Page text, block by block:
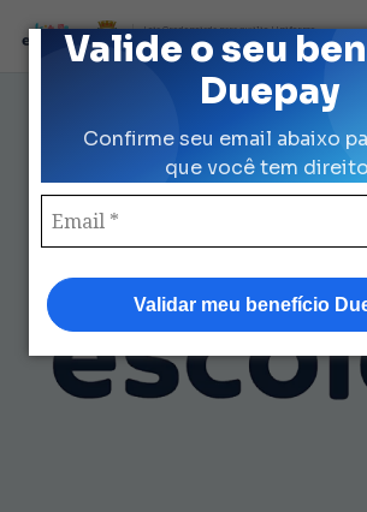
Valide o seu
Duepay
Confirme seu email abaixo
que você tem
Validar meu benefício
Loja Credenciada para auxilio Uniforme
e Kit Escolar da Prefeitura de São Paulo
Comprar Uniforme
Prático para
Acertar na